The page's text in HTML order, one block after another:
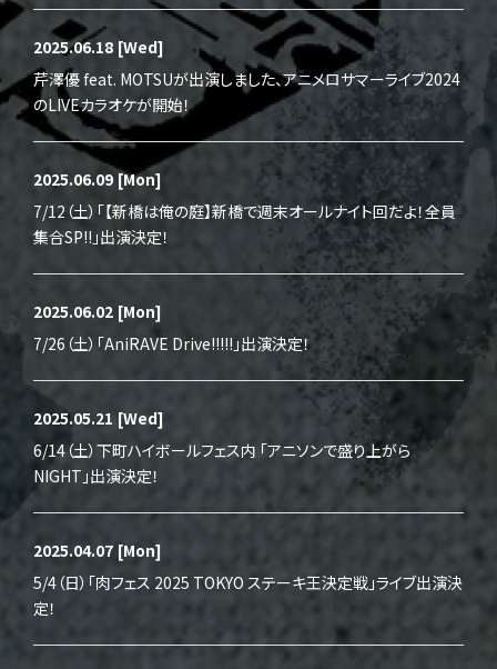
2025.06.18 [Wed]
芹澤優 feat. MOTSUが出演しました、アニメロサマーライブ2024
のLIVEカラオケが開始！
2025.06.09 [Mon]
7/12（土）「【新橋は俺の庭】新橋で週末オールナイト回だよ！全員
集合SP!!」出演決定！
2025.06.02 [Mon]
7/26（土）「AniRAVE Drive!!!!!」出演決定！
2025.05.21 [Wed]
6/14（土）下町ハイボールフェス内 「アニソンで盛り上がら
NIGHT」出演決定！
2025.04.07 [Mon]
5/4（日）「肉フェス 2025 TOKYO ステーキ王決定戦」ライブ出演決
定！